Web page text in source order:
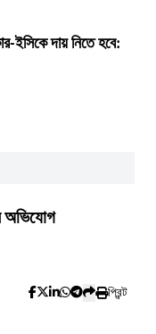
ইসিকে দায় নিতে হবে:
অভিযোগ
প্রিন্ট